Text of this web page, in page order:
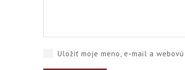
Uložiť moje meno, e-mail a